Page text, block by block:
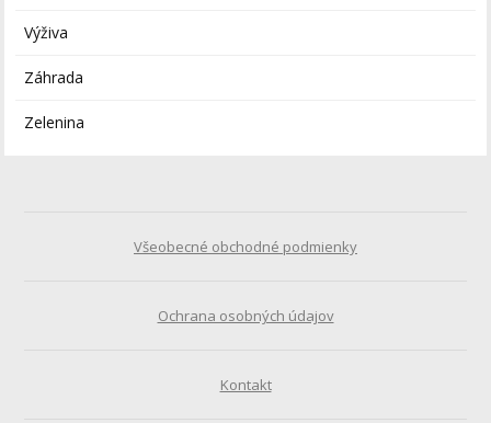
Výživa
Záhrada
Zelenina
Všeobecné obchodné podmienky
Ochrana osobných údajov
Kontakt